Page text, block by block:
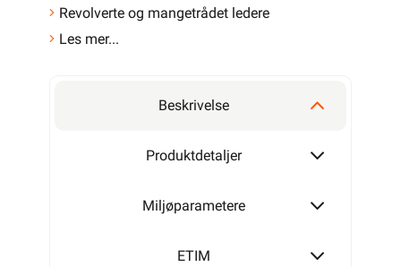
Revolverte og mangetrådet ledere
Les mer...
Beskrivelse
Produktdetaljer
Miljøparametere
ETIM